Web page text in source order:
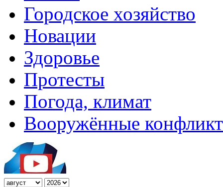
Городское хозяйство
Новации
Здоровье
Протесты
Погода, климат
Вооружённые